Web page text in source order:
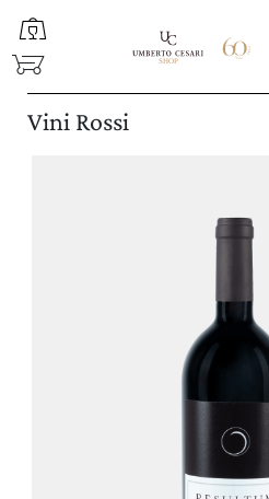
SHOP
Lingue
ITALIANO
In che paese va
ITALIA/SAN MARINO
CHIUDI
Vini Rossi